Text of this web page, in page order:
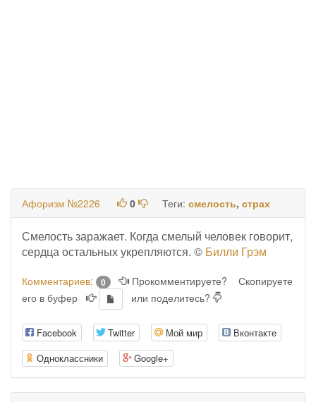
Афоризм №2226 0 Теги: смелость, страх
Смелость заражает. Когда смелый человек говорит,
сердца остальных укрепляются. © Билли Грэм
Комментариев: 0 Прокомментируете?
Скопируете
его в буфер
или поделитесь?
Facebook Twitter Мой мир
Вконтакте
Одноклассники
Google+